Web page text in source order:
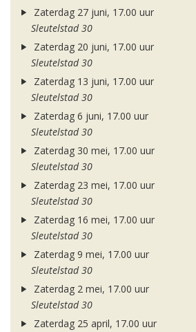
Zaterdag 27 juni, 17.00 uur
Sleutelstad 30
Zaterdag 20 juni, 17.00 uur
Sleutelstad 30
Zaterdag 13 juni, 17.00 uur
Sleutelstad 30
Zaterdag 6 juni, 17.00 uur
Sleutelstad 30
Zaterdag 30 mei, 17.00 uur
Sleutelstad 30
Zaterdag 23 mei, 17.00 uur
Sleutelstad 30
Zaterdag 16 mei, 17.00 uur
Sleutelstad 30
Zaterdag 9 mei, 17.00 uur
Sleutelstad 30
Zaterdag 2 mei, 17.00 uur
Sleutelstad 30
Zaterdag 25 april, 17.00 uur